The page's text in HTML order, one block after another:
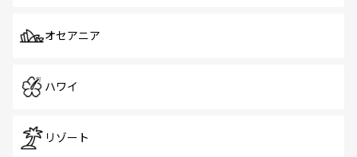
オセアニア
ハワイ
リゾート